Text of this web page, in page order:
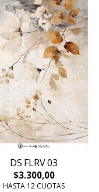
DS FLRV 03
$3.300,00
HASTA 12 CUOTAS